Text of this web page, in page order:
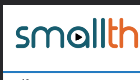
contenu